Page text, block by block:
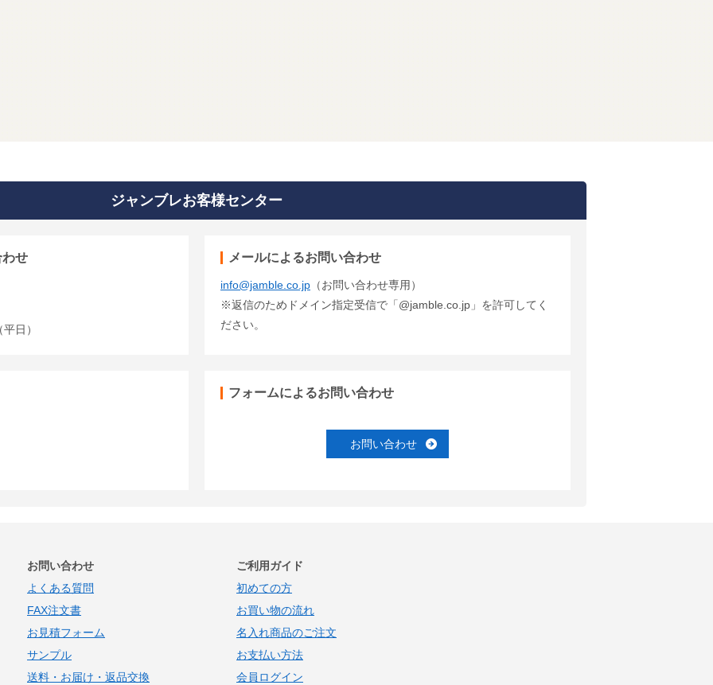
ジャンブレお客様センター
せ
日）
メールによるお問い合わせ
info@jamble.co.jp （お問い合わせ専用）
※返信のためドメイン指定受信で「@jamble.co.jp」を許可してく
ださい。
フォームによるお問い合わせ
お問い合わせ
お問い合わせ
よくある質問
FAX注文書
お見積フォーム
サンプル
送料・お届け・返品交換
ご利用ガイド
初めての方
お買い物の流れ
名入れ商品のご注文
お支払い方法
会員ログイン